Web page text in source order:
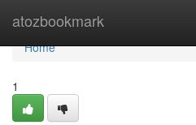
atozbookmark
Home
Home
1